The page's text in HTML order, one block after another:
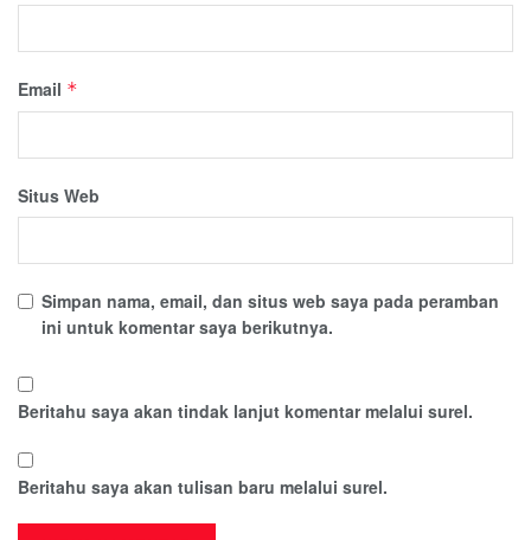
Email *
Situs Web
Simpan nama, email, dan situs web saya pada peramban
ini untuk komentar saya berikutnya.
Beritahu saya akan tindak lanjut komentar melalui surel.
Beritahu saya akan tulisan baru melalui surel.